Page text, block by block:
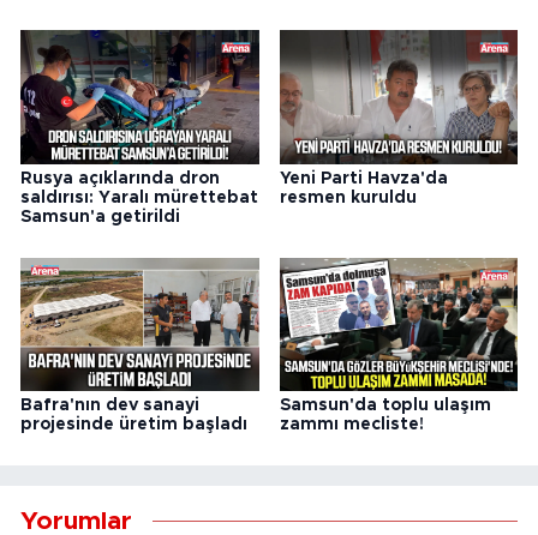
Rusya açıklarında dron
saldırısı: Yaralı mürettebat
Samsun'a getirildi
Yeni Parti Havza'da
resmen kuruldu
Bafra'nın dev sanayi
projesinde üretim başladı
Samsun'da toplu ulaşım
zammı mecliste!
Yorumlar